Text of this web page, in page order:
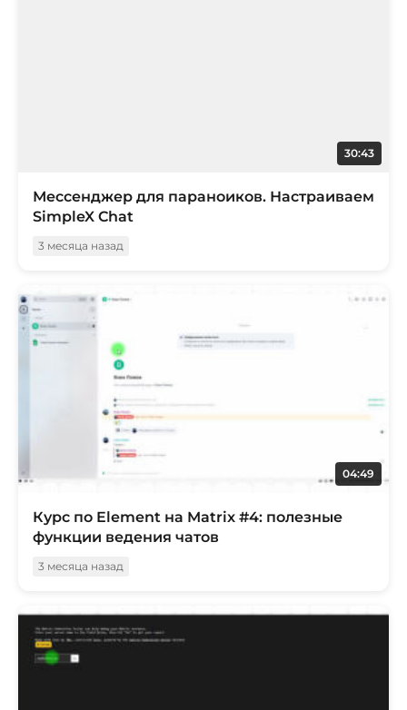
30:43
Мессенджер для параноиков. Настраиваем
SimpleX Chat
3 месяца назад
04:49
Курс по Element на Matrix #4: полезные
функции ведения чатов
3 месяца назад